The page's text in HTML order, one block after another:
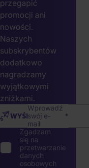
przegapić
promocji ani
nowości.
Naszych
subskrybentów
dodatkowo
nagradzamy
wyjątkowymi
zniżkami.
Wprowadź
swój e-
mail
WYŚLIJ
Zgadzam
się na
przetwarzanie
danych
osobowych